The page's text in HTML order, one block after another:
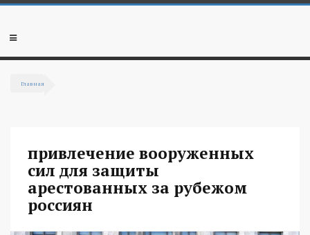
Перейти к основному содержанию
Мобильное
Главная
привлечение вооруженных
сил для защиты
арестованных за рубежом
россиян